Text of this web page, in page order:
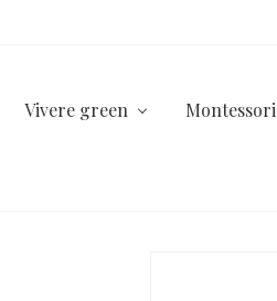
Vivere green Montessori